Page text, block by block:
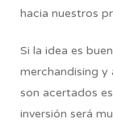
hacia nuestros
Si la idea es
merchandising y
son acertados
inversión será